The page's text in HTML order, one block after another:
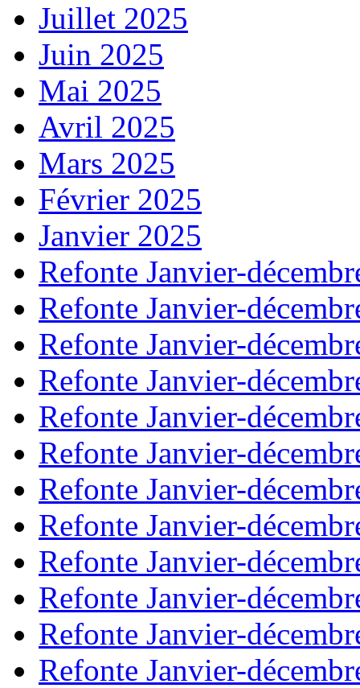
Juillet 2025
Juin 2025
Mai 2025
Avril 2025
Mars 2025
Février 2025
Janvier 2025
Refonte Janvier-
Refonte Janvier-
Refonte Janvier-
Refonte Janvier-
Refonte Janvier-
Refonte Janvier-
Refonte Janvier-
Refonte Janvier-
Refonte Janvier-
Refonte Janvier-
Refonte Janvier-
Refonte Janvier-